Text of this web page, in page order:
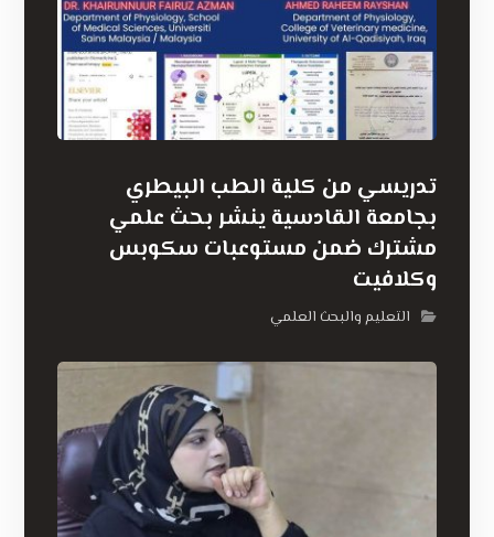
تدريسي من كلية الطب البيطري
بجامعة القادسية ينشر بحث علمي
مشترك ضمن مستوعبات سكوبس
وكلافيت
التعليم والبحث العلمي